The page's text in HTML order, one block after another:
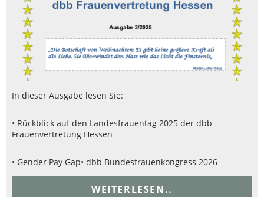
In dieser Ausgabe lesen Sie:
• Rückblick auf den Landesfrauentag 2025 der dbb
Frauenvertretung Hessen
• Gender Pay Gap• dbb Bundesfrauenkongress 2026
WEITERLESEN..